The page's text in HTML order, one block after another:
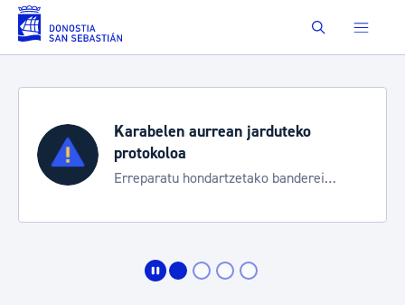
Eduki nagusira joan Buscar
Karabelen aurrean jarduteko
protokoloa
Erreparatu hondartzetako banderei